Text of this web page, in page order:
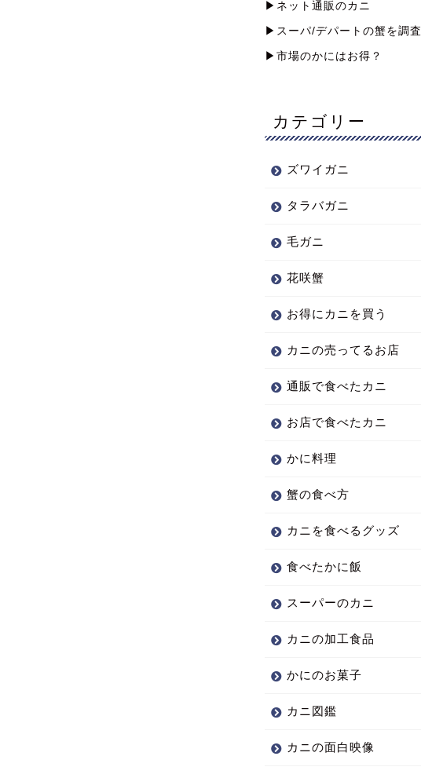
▶︎ネット通販のカニ
▶︎スーパ/デパートの蟹を調査
▶︎市場のかにはお得？
カテゴリー
ズワイガニ
タラバガニ
毛ガニ
花咲蟹
お得にカニを買う
カニの売ってるお店
通販で食べたカニ
お店で食べたカニ
かに料理
蟹の食べ方
カニを食べるグッズ
食べたかに飯
スーパーのカニ
カニの加工食品
かにのお菓子
カニ図鑑
カニの面白映像